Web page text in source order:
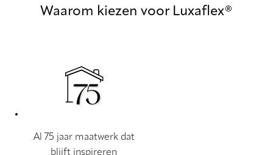
Waarom kiezen voor Luxaflex®
Al 75 jaar maatwerk dat
blijft inspireren